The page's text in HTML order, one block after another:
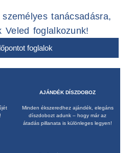
AJÁNDÉK DÍSZDOBOZ
Minden ékszeredhez ajándék, elegáns
díszdobozt adunk – hogy már az
átadás pillanata is különleges legyen!
tanácsadásra,
Veled foglalkozunk!
foglalok